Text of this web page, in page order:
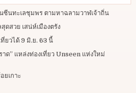
นซีนทะเลชุมพร ตามหาฉลามวาฬเจ้าถิ่น
ดสวย เสน่ห์เมืองตรัง
ที่ยวได้ 9 มิ.ย. 63 นี้
ด” แหล่งท่องเที่ยว Unseen แห่งใหม่
ยเกาะ